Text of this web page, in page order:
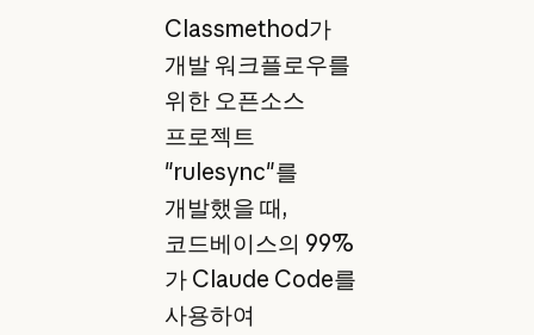
Classmethod가
개발 워크플로우를
위한 오픈소스
프로젝트
"rulesync"를
개발했을 때,
코드베이스의 99%
가 Claude Code를
사용하여